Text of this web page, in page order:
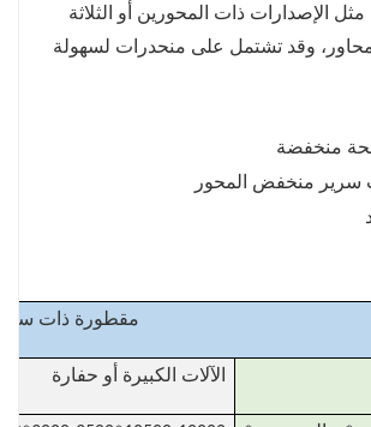
مثل الإصدارات ذات المحورين أو الثلاثة
محاور، وقد تشتمل على منحدرات لسهولة
مقطورة ذات
الآلات الكبيرة أو حفارة